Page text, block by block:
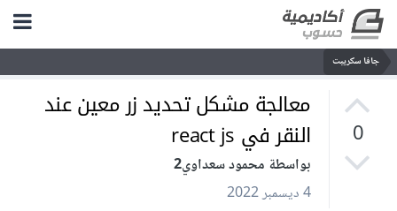
جافا سكريبت
0
معالجة مشكل تحديد زر معين عند
النقر في react js
بواسطة محمود سعداوي2
4 ديسمبر 2022